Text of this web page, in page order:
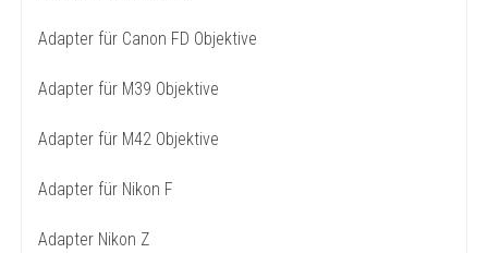
Adapter für Canon FD Objektive
Adapter für M39 Objektive
Adapter für M42 Objektive
Adapter für Nikon F
Adapter Nikon Z